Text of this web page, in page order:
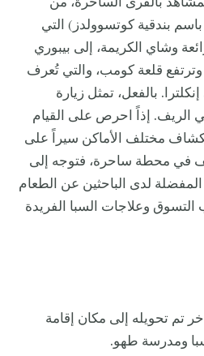
بندقية كوتسوولدز) التي
وشاي الكريمة، إلى بيبوري
وترتفع قلعة كومب، والتي تُعرف
بالفعل، تمثل زيارة
الريف. إذاً احرص على القيام
مختلف الأماكن سيراً على
في محطة ساحرة، فتوجه إلى
لدى الباحثين عن الطعام
وعلاجات السبا الفريدة
تم تحويله إلى مكان إقامة
ومدرسة طهو.